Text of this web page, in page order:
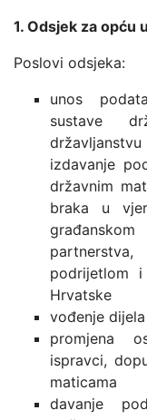
1. Odsjek za opću
Poslovi odsjeka:
unos
sustave
izdavanje
državnim
braka u
partnerstva,
podrijetlom
Hrvatske
vođenje
promjena
ispravci,
maticama
davanje